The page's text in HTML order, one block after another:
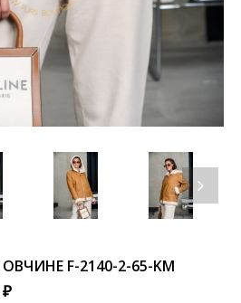
F-2140-2-65-KM